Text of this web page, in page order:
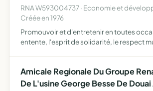
RNA W593004737 · Economie et
Créée en 1976
Promouvoir et d'entretenir en toutes
entente, l'esprit de solidarité, le respect
Amicale Regionale Du Groupe
De L'usine George Besse De